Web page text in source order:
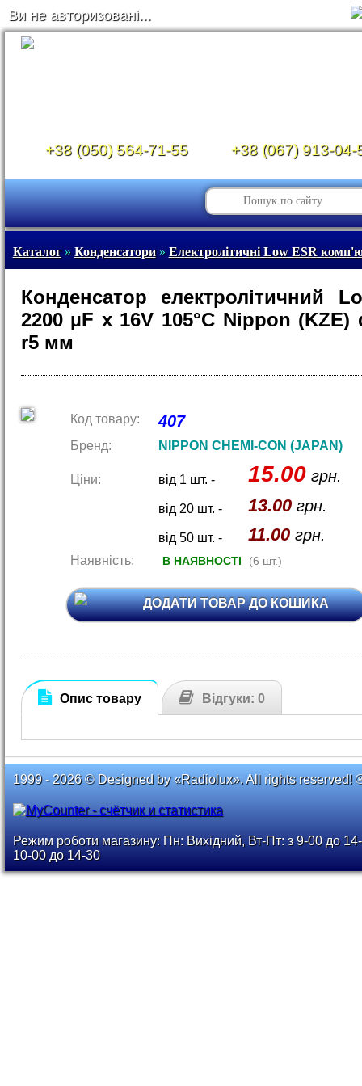
Ви не авторизовані...
+38 (050) 564-71-55 +38 (067) 913-04-
Каталог» Конденсатори» Електролітичні Low ESR
Конденсатор електролітичний
2200 µF x 16V 105°C Nippon (KZE)
r5 мм
Код товару: 407
Бренд: NIPPON CHEMI-CON (JAPAN)
Ціни: від 1 шт. - 15.00грн.
від 20 шт. - 13.00грн.
від 50 шт. - 11.00грн.
Наявність: В НАЯВНОСТІ (6 шт.)
ДОДАТИ ТОВАР ДО КОШИКА
Опис товару Відгуки: 0
1999 - 2026 © Designed by «Radiolux». All rights reserved!
Режим роботи магазину: Пн: Вихідний, Вт-Пт: з 9-00 до
10-00 до 14-30